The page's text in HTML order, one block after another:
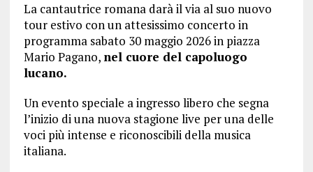
La cantautrice romana darà il via al suo nuovo
tour estivo con un attesissimo concerto in
programma sabato 30 maggio 2026 in piazza
Mario Pagano, nel cuore del capoluogo
lucano.
Un evento speciale a ingresso libero che segna
l’inizio di una nuova stagione live per una delle
voci più intense e riconoscibili della musica
italiana.